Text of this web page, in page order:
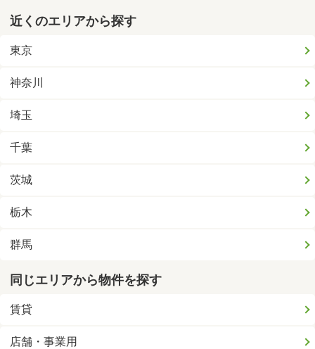
近くのエリアから探す
東京
神奈川
埼玉
千葉
茨城
栃木
群馬
同じエリアから物件を探す
賃貸
店舗・事業用